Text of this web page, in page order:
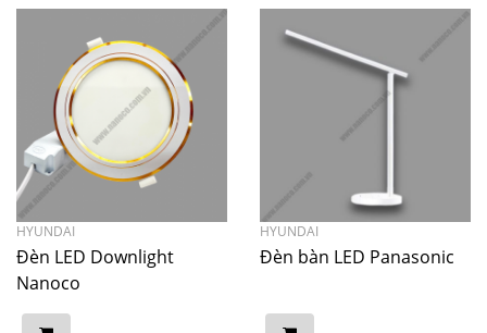
HYUNDAI
Đèn LED Downlight
Nanoco
HYUNDAI
Đèn bàn LED Panasonic